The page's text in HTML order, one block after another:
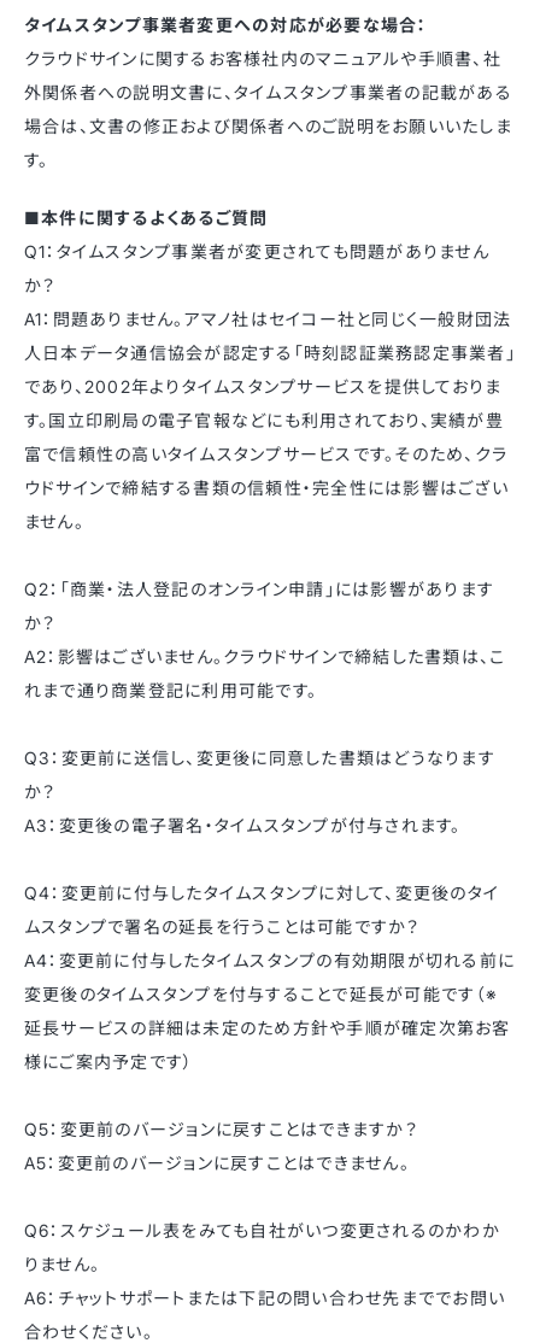
タイムスタンプ事業者変更への対応が必要な場合：
クラウドサインに関するお客様社内のマニュアルや手順書、社
外関係者への説明文書に、タイムスタンプ事業者の記載がある
場合は、文書の修正および関係者へのご説明をお願いいたしま
す。
■本件に関するよくあるご質問
Q1：タイムスタンプ事業者が変更されても問題がありません
か？
A1：問題ありません。アマノ社はセイコー社と同じく一般財団法
人日本データ通信協会が認定する「時刻認証業務認定事業者」
であり、2002年よりタイムスタンプサービスを提供しておりま
す。国立印刷局の電子官報などにも利用されており、実績が豊
富で信頼性の高いタイムスタンプサービスです。そのため、クラ
ウドサインで締結する書類の信頼性・完全性には影響はござい
ません。
Q2：「商業・法人登記のオンライン申請」には影響があります
か？
A2：影響はございません。クラウドサインで締結した書類は、こ
れまで通り商業登記に利用可能です。
Q3：変更前に送信し、変更後に同意した書類はどうなります
か？
A3：変更後の電子署名・タイムスタンプが付与されます。
Q4：変更前に付与したタイムスタンプに対して、変更後のタイ
ムスタンプで署名の延長を行うことは可能ですか？
A4：変更前に付与したタイムスタンプの有効期限が切れる前に
変更後のタイムスタンプを付与することで延長が可能です（※
延長サービスの詳細は未定のため方針や手順が確定次第お客
様にご案内予定です）
Q5：変更前のバージョンに戻すことはできますか？
A5：変更前のバージョンに戻すことはできません。
Q6：スケジュール表をみても自社がいつ変更されるのかわか
りません。
A6：チャットサポートまたは下記の問い合わせ先まででお問い
合わせください。